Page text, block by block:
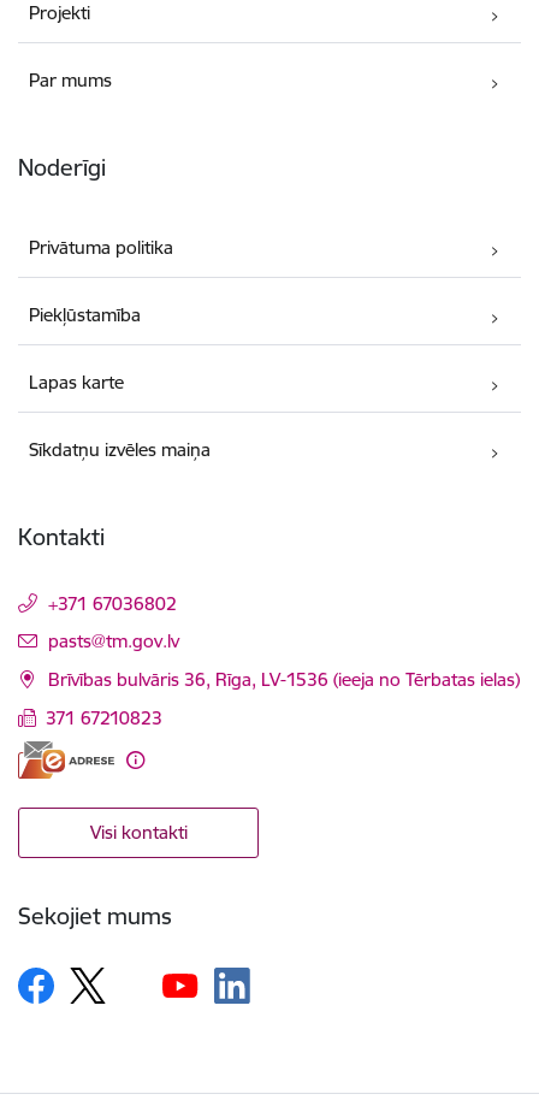
Projekti
Par mums
Noderīgi
Privātuma politika
Piekļūstamība
Lapas karte
Sīkdatņu izvēles maiņa
Kontakti
+371 67036802
E-pasts:
pasts@tm.gov.lv
Brīvības bulvāris 36, Rīga, LV-1536 (ieeja no Tērbatas ielas)
371 67210823
Visi kontakti
Sekojiet mums